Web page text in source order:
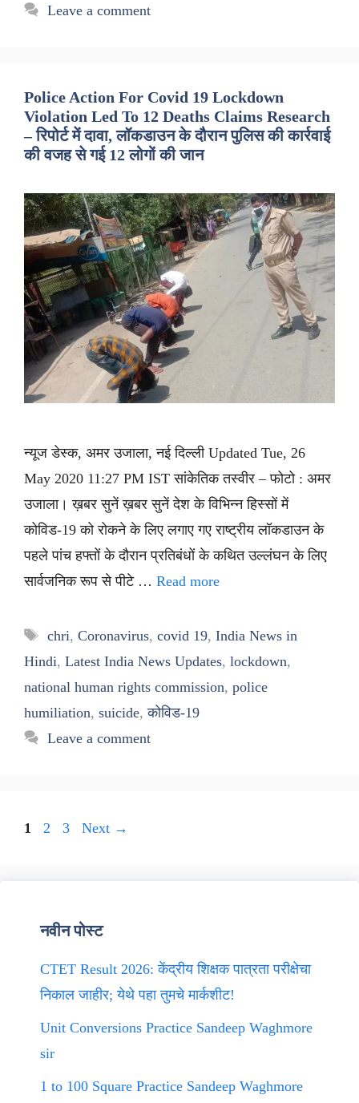
Leave a comment
Police Action For Covid 19 Lockdown
Violation Led To 12 Deaths Claims Research
– रिपोर्ट में दावा, लॉकडाउन के दौरान पुलिस की कार्रवाई
की वजह से गई 12 लोगों की जान
न्यूज डेस्क, अमर उजाला, नई दिल्ली Updated Tue, 26
May 2020 11:27 PM IST सांकेतिक तस्वीर – फोटो : अमर
उजाला। ख़बर सुनें ख़बर सुनें देश के विभिन्न हिस्सों में
कोविड-19 को रोकने के लिए लगाए गए राष्ट्रीय लॉकडाउन के
पहले पांच हफ्तों के दौरान प्रतिबंधों के कथित उल्लंघन के लिए
सार्वजनिक रूप से पीटे … Read more
Tags
chri, Coronavirus, covid 19, India News in
Hindi, Latest India News Updates, lockdown,
national human rights commission, police
humiliation, suicide,कोविड-19
Leave a comment
Page
1 Page
2 Page
3 Next →
नवीन पोस्ट
CTET Result 2026: केंद्रीय शिक्षक पात्रता परीक्षेचा
निकाल जाहीर; येथे पहा तुमचे मार्कशीट!
Unit Conversions Practice Sandeep Waghmore
sir
1 to 100 Square Practice Sandeep Waghmore